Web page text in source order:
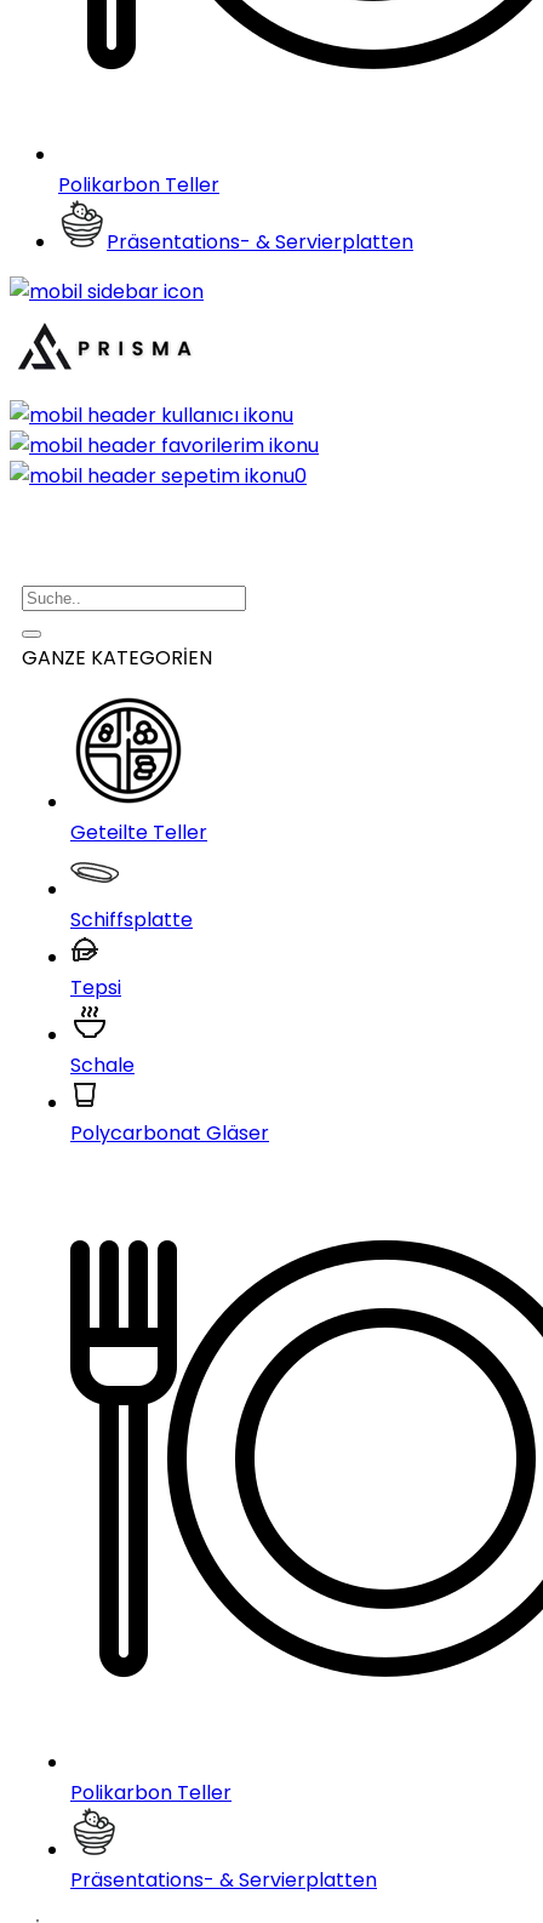
Polikarbon Teller
Präsentations- & Servierplatten
0
GANZE KATEGORİEN
Geteilte Teller
Schiffsplatte
Tepsi
Schale
Polycarbonat Gläser
Polikarbon Teller
Präsentations- & Servierplatten